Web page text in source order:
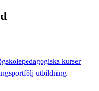
kurser
utbildning